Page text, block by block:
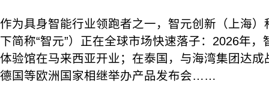
作为具身智能行业领跑者之一，智元创新（上海
下简称“智元”）正在全球市场快速落子：2026年
体验馆在马来西亚开业；在泰国，与海湾集团达
德国等欧洲国家相继举办产品发布会……